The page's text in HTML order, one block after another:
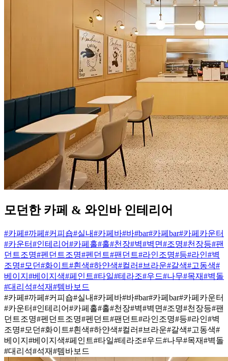
모던한 카페 & 와인바 인테리어
#카페 #까페 #커피숍#실내#카페바#바#bar#카페bar#카페카운터
#카운터#인테리어#카페홀#홀#천장#벽#벽면#조명#천장등#팬
던트조명#펜던트조명#펜던트#팬던트#라인조명#등#라인#벽
조명#모던#화이트#흰색#하얀색#컬러#브라운#갈색#고동색#
베이지 #베이지색#페인트#타일#테라조#우드#나무#목재#벽돌
#대리석#석재#템바보드
#카페 #까페 #커피숍#실내#카페바#바#bar#카페bar#카페카운터
#카운터#인테리어#카페홀#홀#천장#벽#벽면#조명#천장등#팬
던트조명#펜던트조명#펜던트#팬던트#라인조명#등#라인#벽
조명#모던#화이트#흰색#하얀색#컬러#브라운#갈색#고동색#
베이지 #베이지색#페인트#타일#테라조#우드#나무#목재#벽돌
#대리석#석재#템바보드